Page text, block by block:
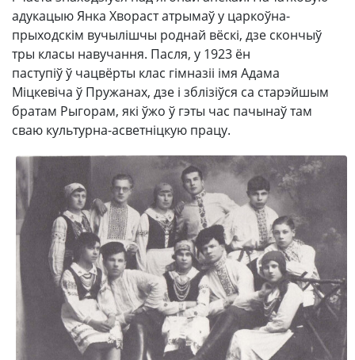
адукацыю Янка Хвораст атрымаў у царкоўна-
прыходскім вучылішчы роднай вёскі, дзе скончыў
тры класы навучання. Пасля, у 1923 ён
паступіў ў чацвёрты клас гімназіі імя Адама
Міцкевіча ў Пружанах, дзе і зблізіўся са старэйшым
братам Рыгорам, які ўжо ў гэты час пачынаў там
сваю культурна-асветніцкую працу.